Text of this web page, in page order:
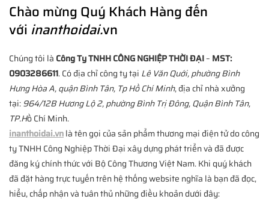
Chào mừng Quý Khách Hàng đến
với inanthoidai.vn
Chúng tôi là Công Ty TNHH CÔNG NGHIỆP THỜI ĐẠI– MST:
0903286611. Có địa chỉ công ty tại Lê Văn Quới, phường Bình
Hưng Hòa A, quận Bình Tân, Tp Hồ Chí Minh, địa chỉ nhà xưởng
tại:964/12B Hương Lộ 2, phường Bình Trị Đông, Quận Bình Tân,
TP.Hồ Chí Minh.
inanthoidai.vnlà tên gọi của sản phẩm thương mại điện tử do công
ty TNHH Công Nghiệp Thời Đại xây dựng phát triển và đã được
đăng ký chính thức với Bộ Công Thương Việt Nam. Khi quý khách
đã đặt hàng trực tuyến trên hệ thống website nghĩa là bạn đã đọc,
hiểu, chấp nhận và tuân thủ những điều khoản dưới đây: